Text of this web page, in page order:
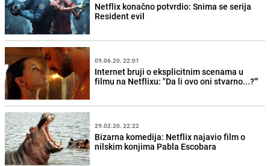
Netflix konačno potvrdio: Snima se serija
Resident evil
09.06.20. 22:01
Internet bruji o eksplicitnim scenama u
filmu na Netflixu: "Da li ovo oni stvarno...?'"
29.02.20. 22:22
Bizarna komedija: Netflix najavio film o
nilskim konjima Pabla Escobara